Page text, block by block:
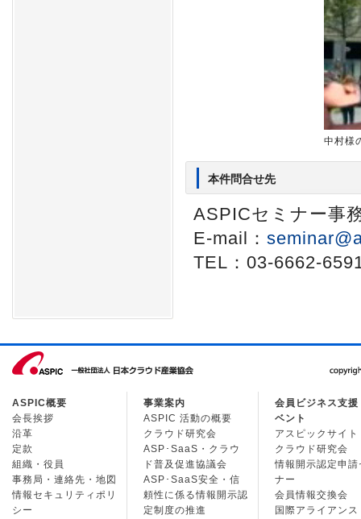
中村様
本件問合せ先
ASPICセミナー事
E-mail：
TEL：03-6662-
ASPIC概要
会長挨拶
沿革
定款
組織・役員
事務局・連絡先・地図
情報セキュリティポリ
シー
事業案内
ASPIC 活動の概要
クラウド研究会
ASP･SaaS・クラウ
ド普及促進協議会
ASP･SaaS安全・信
頼性に係る情報開示認
定制度の推進
会員ビジネス支援
ベント
アスピックサイト
クラウド研究会
情報開示認定申請
ナー
会員情報交換会
国際アライアンス